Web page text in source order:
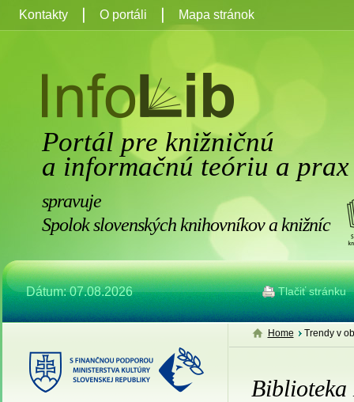
Portál pre knižničnú
a informačnú teóriu a prax
spravuje
Spolok slovenských knihovníkov a knižníc
Dátum: 07.08.2026 Tlačiť stránku
Kontakty O portáli Mapa stránok
Home Trendy v
Biblioteka